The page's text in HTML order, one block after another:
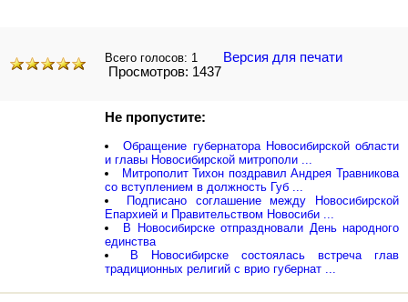
Всего голосов: 1
Версия для печати
Просмотров: 1437
Не пропустите:
Обращение губернатора Новосибирской области
и главы Новосибирской митрополи ...
Митрополит Тихон поздравил Андрея Травникова
со вступлением в должность Губ ...
Подписано соглашение между Новосибирской
Епархией и Правительством Новосиби ...
В Новосибирске отпраздновали День народного
единства
В Новосибирске состоялась встреча глав
традиционных религий с врио губернат ...